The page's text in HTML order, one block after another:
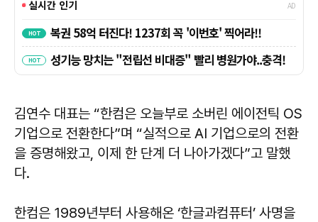
김연수 대표는 “한컴은 오늘부로 소버린 에이전틱 OS
기업으로 전환한다”며 “실적으로 AI 기업으로의 전환
을 증명해왔고, 이제 한 단계 더 나아가겠다”고 말했
다.
한컴은 1989년부터 사용해온 ‘한글과컴퓨터’ 사명을